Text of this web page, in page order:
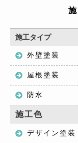
施工タイプ
外壁塗装
屋根塗装
防水
施工色
デザイン塗装